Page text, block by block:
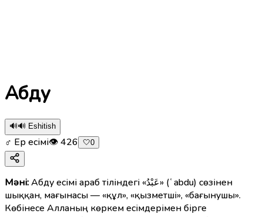
Абду
🔊🔊 Eshitish
♂ Ер есімі👁426 🤍0
Мәні:Абду есімі араб тіліндегі «عَبْدُ» (ʿabdu) сөзінен
шыққан, мағынасы — «құл», «қызметші», «бағынушы».
Көбінесе Алланың көркем есімдерімен бірге